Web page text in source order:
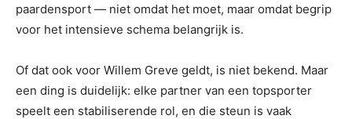
paardensport — niet omdat het moet, maar omdat begrip
voor het intensieve schema belangrijk is.
Of dat ook voor Willem Greve geldt, is niet bekend. Maar
een ding is duidelijk: elke partner van een topsporter
speelt een stabiliserende rol, en die steun is vaak